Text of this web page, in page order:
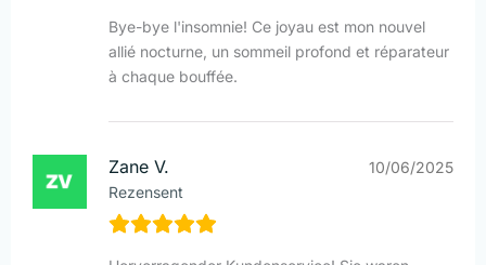
Bye-bye l'insomnie! Ce joyau est mon nouvel
allié nocturne, un sommeil profond et réparateur
à chaque bouffée.
Zane V.
Rezensent
10/06/2025